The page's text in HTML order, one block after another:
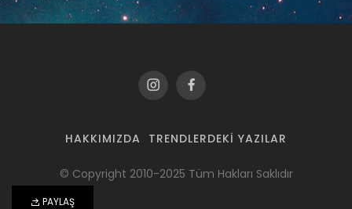
PAYLAŞ
HAKKIMIZDA TRENDLERDEKI YAZILAR
© Copyright 2010-2025 Tüm Hakları Saklıdır